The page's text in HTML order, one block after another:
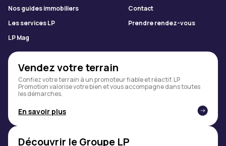
Nos guides immobiliers
Contact
Les services LP
Prendre rendez-vous
LP Mag
Vendez votre terrain
Confiez votre terrain à un promoteur fiable et réactif. LP
Promotion valorise votre bien et vous accompagne dans toutes
les démarches.
En savoir plus
Découvrir le Groupe LP